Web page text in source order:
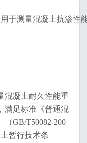
于测量混凝土抗渗
混凝土耐久性能重
满足标准《普通混
GB/T50082-200
暂行技术条